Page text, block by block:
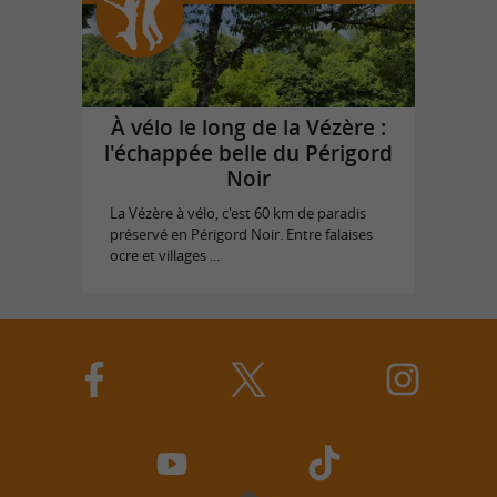
À vélo le long de la Vézère :
l'échappée belle du Périgord
Noir
La Vézère à vélo, c'est 60 km de paradis
préservé en Périgord Noir. Entre falaises
ocre et villages ...